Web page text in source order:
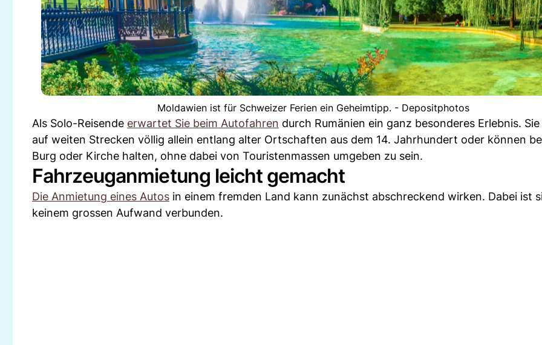
Moldawien ist für Schweizer Ferien ein Geheimtipp. - Depositphotos
Als Solo-Reisende erwartet Sie beim Autofahren durch Rumänien ein ganz besonderes Erlebnis.
auf weiten Strecken völlig allein entlang alter Ortschaften aus dem 14. Jahrhundert oder können
Burg oder Kirche halten, ohne dabei von Touristenmassen umgeben zu sein.
Fahrzeuganmietung leicht gemacht
Die Anmietung eines Autos in einem fremden Land kann zunächst abschreckend wirken. Dabei ist
keinem grossen Aufwand verbunden.